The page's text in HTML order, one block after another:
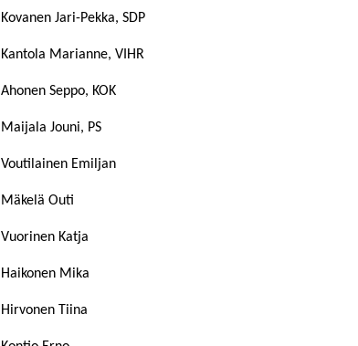
Kovanen Jari-Pekka, SDP
Kantola Marianne, VIHR
Ahonen Seppo, KOK
Maijala Jouni, PS
Voutilainen Emiljan
Mäkelä Outi
Vuorinen Katja
Haikonen Mika
Hirvonen Tiina